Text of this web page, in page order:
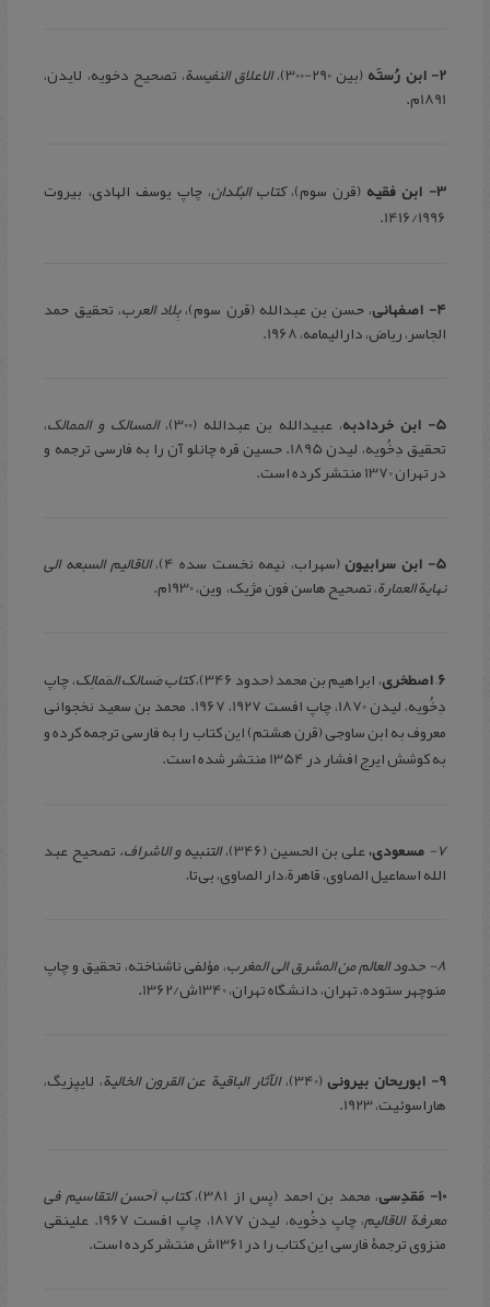
2- ابن رُستَه(بین 290-300)، الاعلاق النفیسة، تصحیح دخویه، لایدن،
1891م.
3- ابن فقیه (قرن سوم)،کتاب البُلدان، چاپ یوسف الهادی، بیروت
1416/1996.
4- اصفهانی ، حسن بن عبدالله (قرن سوم)،بِلاد العرب، تحقیق حمد
الجاسر، ریاض، دارالیمامه، 1968.
5- ابن خردادبه ، عبیدالله بن عبدالله (300)، المسالک و الممالک،
تحقیق دِخُویه، لیدن 1895. حسین قره چانلو آن را به فارسی ترجمه و
در تهران 1370 منتشر کرده است.
5- ابن سرابیون (سهراب، نیمه نخست سده 4)، الاقالیم السبعه الی
نهایة العمارة، تصحیح هاسن فون مژیک، وین، 1930م.
6
–اصطخری، ابراهیم بن محمد (حدود 346)، کتاب مَسالک المَمالِک، چاپ
دِخُویه، لیدن 1870، چاپ افست 1927، 1967. محمد بن سعید نخجوانی
معروف به ابن ساوجی (قرن هشتم) این کتاب را به فارسی ترجمه کرده و
به کوشش ایرج افشار در 1354 منتشر شده است.
7- مسعودی،علی بن الحسین (346)، التنبیه و الاشراف،تصحیح عبد
الله اسماعیل الصاوی، قاهرة،‌دار الصاوی، بی‌تا.
8- حدود العالم من المشرق الی المغرب ، مؤلفی ناشناخته، تحقیق و چاپ
منوچهر ستوده، تهران، دانشگاه تهران، 1340ش/1362.
9- ابوریحان بیرونی (340)، الآثار الباقیة عن القرون الخالیة، لایپزیگ،
هاراسوئیت، 1923.
10- مَقدِسی ، محمد بن احمد (پس از 381)، کتاب اَحسن التقاسیم فی
معرفة الاقالیم ، چاپ دِخُویه، لیدن 1877، چاپ افست 1967. علینقی
منزوی ترجمۀ فارسی این کتاب را در 1361ش منتشر کرده است.